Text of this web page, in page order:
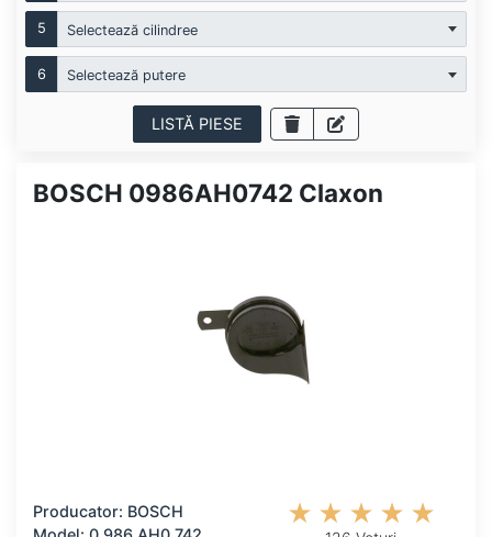
5 Selectează cilindree
6 Selectează putere
LISTĂ PIESE
BOSCH 0986AH0742 Claxon
Producator: BOSCH